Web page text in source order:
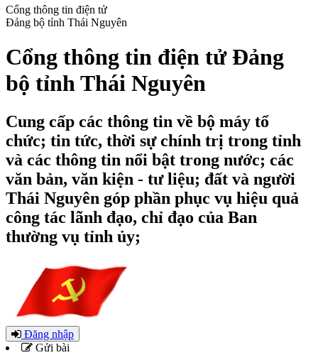
Cổng thông tin điện tử
Đảng bộ tỉnh Thái Nguyên
Cổng thông tin điện tử Đảng
bộ tỉnh Thái Nguyên
Cung cấp các thông tin về bộ máy tổ
chức; tin tức, thời sự chính trị trong tỉnh
và các thông tin nổi bật trong nước; các
văn bản, văn kiện - tư liệu; đất và người
Thái Nguyên góp phần phục vụ hiệu quả
công tác lãnh đạo, chỉ đạo của Ban
thường vụ tỉnh ủy;
Đăng nhập
Gửi bài